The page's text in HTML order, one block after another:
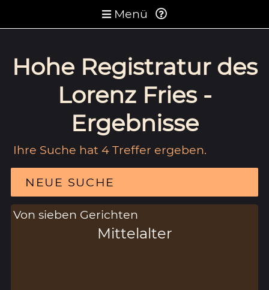
Menü
Hohe Registratur des
Lorenz Fries -
Ergebnisse
Ihre Suche hat 4 Treffer ergeben.
NEUE SUCHE
Von sieben Gerichten
Mittelalter